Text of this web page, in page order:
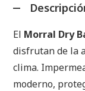
El Morral Dry
disfrutan de la
clima.
moderno,